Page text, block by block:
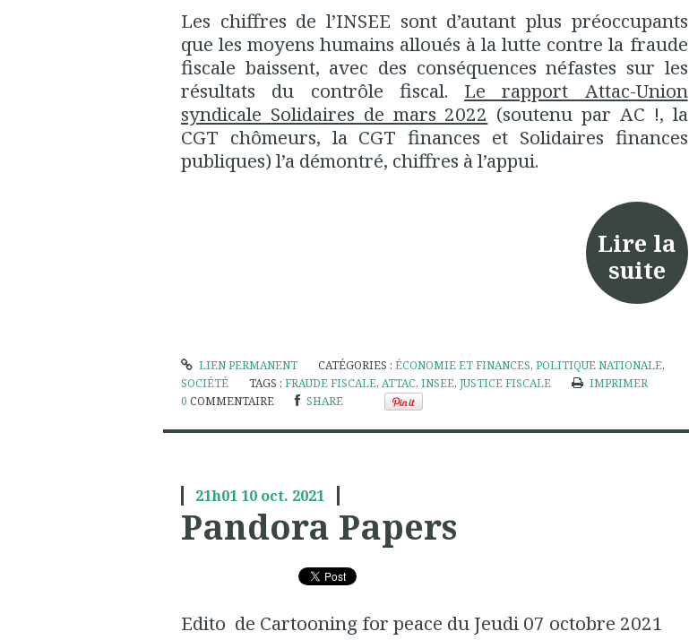
Les chiffres de l’INSEE sont d’autant plus préoccupants
que les moyens humains alloués à la lutte contre la fraude
fiscale baissent, avec des conséquences néfastes sur les
résultats du contrôle fiscal. Le rapport Attac-Union
syndicale Solidaires de mars 2022 (soutenu par AC !, la
CGT chômeurs, la CGT finances et Solidaires finances
publiques) l’a démontré, chiffres à l’appui.
Lire la
suite
LIEN PERMANENT CATÉGORIES :ÉCONOMIE ET FINANCES,POLITIQUE NATIONALE,
SOCIÉTÉ
TAGS : FRAUDE FISCALE, ATTAC, INSEE, JUSTICE FISCALE
IMPRIMER
0 COMMENTAIRE SHARE
21h01 10 oct. 2021
Pandora Papers
Edito de Cartooning for peace du Jeudi 07 octobre 2021